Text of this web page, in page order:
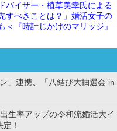
バイザー・植草美幸氏による
すべきことは？」婚活女子の
『時計じかけのマリッジ』
」連携、「八結び大抽選会 in
生率アップの令和流婚活大イ
！